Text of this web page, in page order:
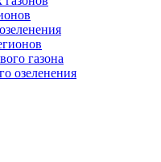
газона
озеленения